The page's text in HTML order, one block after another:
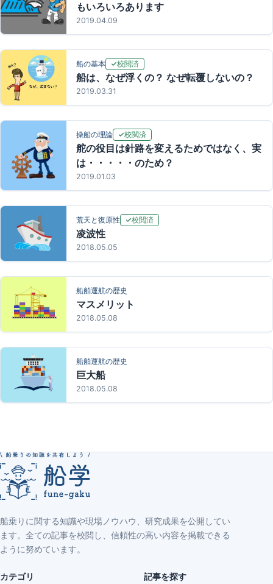
もいろいろあります
2019.04.09
船の基本 校閲済
船は、なぜ浮くの？ なぜ転覆しないの？
2019.03.31
操船の理論 校閲済
舵の役目は針路を変えるためではなく、実
は・・・・・のため？
2019.01.03
荒天と復原性 校閲済
凌波性
2018.05.05
船舶運航の歴史
マスメリット
2018.05.08
船舶運航の歴史
巨大船
2018.05.08
船乗りに関する知識や現場ノウハウ、研究成果を公開してい
ます。全ての記事を校閲し、信頼性の高い内容を掲載できる
ように努めています。
カテゴリ 記事を探す